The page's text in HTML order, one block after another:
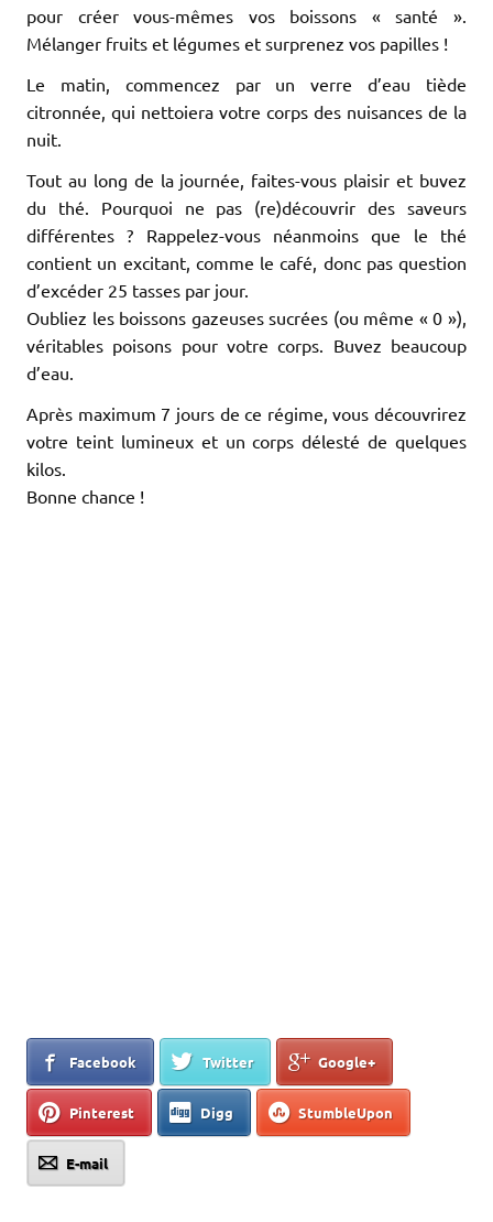
pour créer vous-mêmes vos boissons « santé ».
Mélanger fruits et légumes et surprenez vos papilles !
Le matin, commencez par un verre d’eau tiède
citronnée, qui nettoiera votre corps des nuisances de la
nuit.
Tout au long de la journée, faites-vous plaisir et buvez
du thé. Pourquoi ne pas (re)découvrir des saveurs
différentes ? Rappelez-vous néanmoins que le thé
contient un excitant, comme le café, donc pas question
d’excéder 25 tasses par jour.
Oubliez les boissons gazeuses sucrées (ou même « 0 »),
véritables poisons pour votre corps. Buvez beaucoup
d’eau.
Après maximum 7 jours de ce régime, vous découvrirez
votre teint lumineux et un corps délesté de quelques
kilos.
Bonne chance !
Facebook Twitter Google+
Pinterest Digg StumbleUpon
E-mail